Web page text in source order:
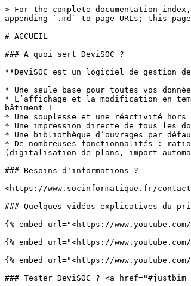
> For the complete documentation
appending `.md` to page URLs; this
# ACCUEIL
### A quoi sert DeviSOC ?
**DeviSOC est un logiciel de gestion
* Une seule base pour toutes vos
* L’affichage et la modification en
bâtiment !
* Une souplesse et une réactivité
* Une impression directe de tous les
* Une bibliothèque d’ouvrages par
* De nombreuses fonctionnalités :
(digitalisation de plans, import
### Besoins d'informations ?
<https://www.socinformatique.fr/
### Quelques vidéos explicatives du
{% embed url="<https://www.youtube.com/
{% embed url="<https://www.youtube.com/
{% embed url="<https://www.youtube.com/
### Tester DeviSOC ? <a